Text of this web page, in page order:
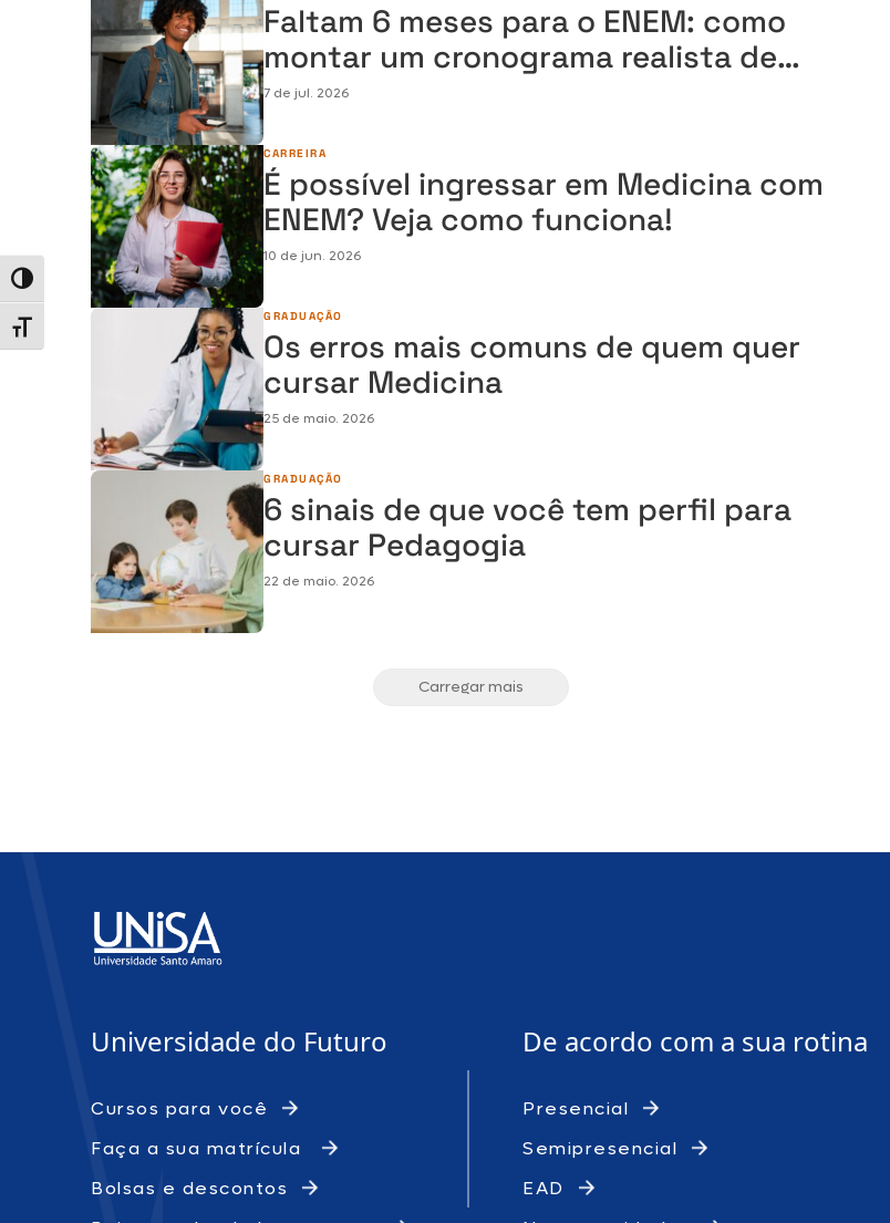
Alternar alto contraste
Alternar tamanho da fonte
Faltam 6 meses para o ENEM: como
montar um cronograma realista de
estudos
7 de jul. 2026
CARREIRA
É possível ingressar em Medicina com
ENEM? Veja como funciona!
10 de jun. 2026
GRADUAÇÃO
Os erros mais comuns de quem quer
cursar Medicina
25 de maio. 2026
GRADUAÇÃO
6 sinais de que você tem perfil para
cursar Pedagogia
22 de maio. 2026
Carregar mais
Universidade do Futuro
Cursos para você
Faça a sua matrícula
Bolsas e descontos
De acordo com a sua rotina
Presencial
Semipresencial
EAD